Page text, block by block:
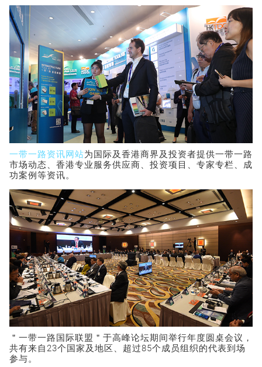
一带一路资讯网站为国际及香港商界及投资者提供一带一路
市场动态、香港专业服务供应商、投资项目、专家专栏、成
功案例等资讯。
＂一带一路国际联盟＂于高峰论坛期间举行年度圆桌会议，
共有来自23个国家及地区、超过85个成员组织的代表到场
参与。